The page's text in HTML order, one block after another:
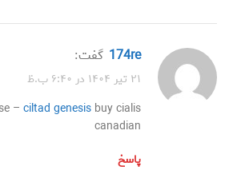
174re گفت:
۲۱ تیر ۱۴۰۴ در ۶:۴۰ ب.ظ
– ciltad genesis buy cialis
canadian
پاسخ